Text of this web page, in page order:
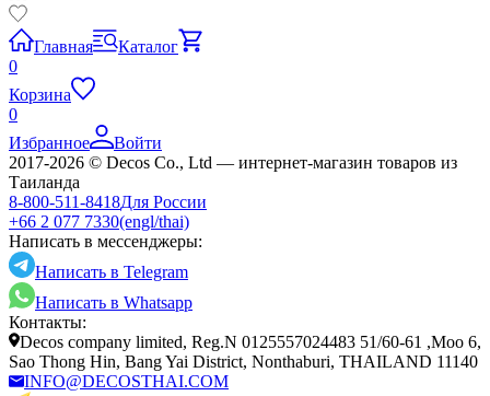
Главная
Каталог
0
Корзина
0
Избранное
Войти
2017-2026 © Decos Co., Ltd — интернет-магазин товаров из
Таиланда
8-800-511-8418Для России
+66 2 077 7330(engl/thai)
Написать в мессенджеры:
Написать в Telegram
Написать в Whatsapp
Контакты:
Decos company limited, Reg.N 0125557024483 51/60-61 ,Moo 6,
Sao Thong Hin, Bang Yai District, Nonthaburi, THAILAND 11140
INFO@DECOSTHAI.COM